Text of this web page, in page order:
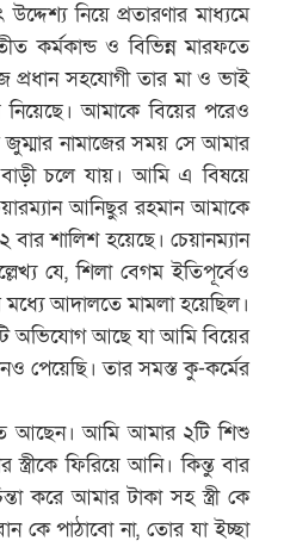
নিয়ে প্রতারণার মাধ্যমে
কর্মকান্ড ও বিভিন্ন মারফতে
প্রধান সহযোগী তার মা ও ভাই
আমাকে বিয়ের পরেও
জুম্মার নামাজের সময় সে আমার
চলে যায়। আমি এ বিষয়ে
আনিছুর রহমান আমাকে
শালিশ হয়েছে। চেয়ানম্যান
যে, শিলা বেগম ইতিপূর্বেও
মধ্যে আদালতে মামলা হয়েছিল।
অভিযোগ আছে যা আমি বিয়ের
পেয়েছি। তার সমস্ত কু-কর্মের
আছেন। আমি আমার ২টি শিশু
ফিরিয়ে আনি। কিন্তু বার
করে আমার টাকা সহ স্ত্রী কে
পাঠাবো না, তোর যা ইচ্ছা